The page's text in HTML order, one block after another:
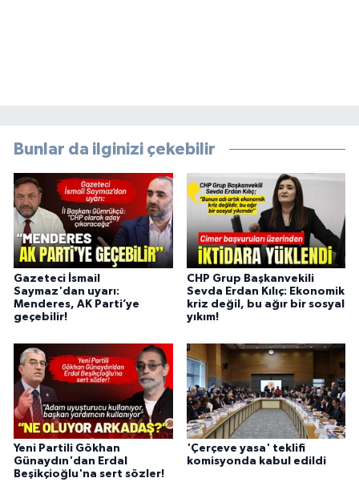
Bunlar da ilginizi çekebilir
Gazeteci İsmail
Saymaz'dan uyarı:
Menderes, AK Parti’ye
geçebilir!
CHP Grup Başkanvekili
Sevda Erdan Kılıç: Ekonomik
kriz değil, bu ağır bir sosyal
yıkım!
Yeni Partili Gökhan
Günaydın'dan Erdal
Beşikçioğlu'na sert sözler!
'Çerçeve yasa' teklifi
komisyonda kabul edildi